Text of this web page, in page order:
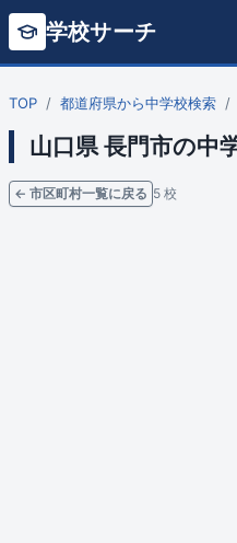
学校サーチ
TOP 都道府県から中学校検索
山口県 長門市の中
← 市区町村一覧に戻る 5 校